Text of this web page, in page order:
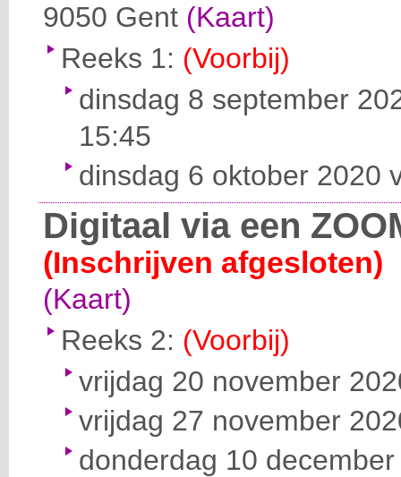
9050 Gent (Kaart)
Reeks 1: (Voorbij)
dinsdag 8 september
15:45
dinsdag 6 oktober 2020
Digitaal via een
(Inschrijven afgesloten)
(Kaart)
Reeks 2: (Voorbij)
vrijdag 20 november
vrijdag 27 november
donderdag 10